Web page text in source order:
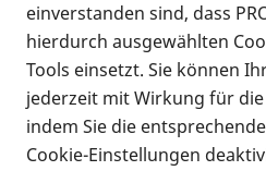
Infomaterial
Infomaterial
einverstanden sind, dass
hierdurch ausgewählten
Tools einsetzt. Sie können
jederzeit mit Wirkung für
indem Sie die
Cookie-Einstellungen